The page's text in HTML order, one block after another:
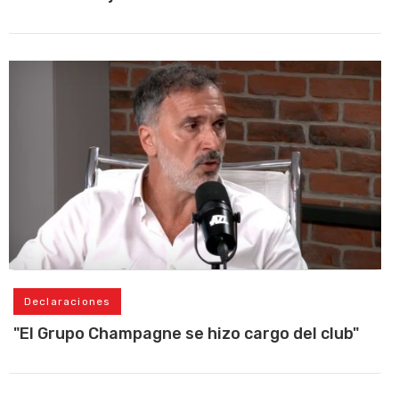
Declaraciones
"El Grupo Champagne se hizo cargo del club"